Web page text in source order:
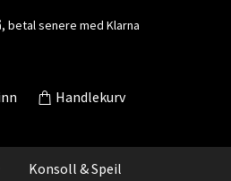
betal senere med Klarna
Handlekurv
Konsoll & Speil